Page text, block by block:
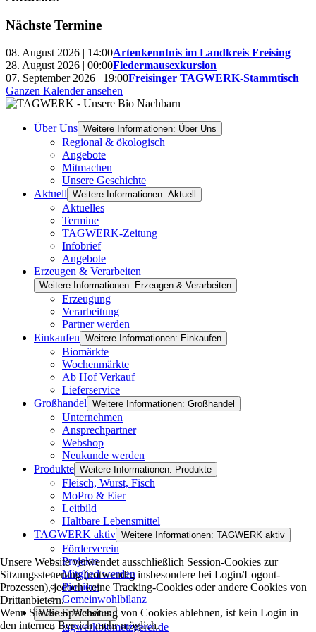
Nächste Termine
08. August 2026 | 14:00Artenkenntnis im Landkreis Freising
28. August 2026 | 00:00Fledermausexkursion
07. September 2026 | 19:00Freisinger TAGWERK-Stammtisch
Ganzen Kalender ansehen
Über Uns Weitere Informationen: Über Uns
Regional & ökologisch
Angebote
Mitmachen
Unsere Geschichte
Aktuell Weitere Informationen: Aktuell
Aktuelles
Termine
TAGWERK-Zeitung
Infobrief
Angebote
Erzeugen & Verarbeiten
Weitere Informationen: Erzeugen & Verarbeiten
Erzeugung
Verarbeitung
Partner werden
Einkaufen Weitere Informationen: Einkaufen
Biomärkte
Wochenmärkte
Ab Hof Verkauf
Lieferservice
Großhandel Weitere Informationen: Großhandel
Unternehmen
Ansprechpartner
Webshop
Neukunde werden
Produkte Weitere Informationen: Produkte
Fleisch, Wurst, Fisch
MoPro & Eier
Leitbild
Haltbare Lebensmittel
TAGWERK aktiv Weitere Informationen: TAGWERK aktiv
Förderverein
Projekte
Mitglied werden
Pioniere
Gemeinwohlbilanz
Weitere Websites
tagwerkbiometzgerei.de
Unsere Website verwendet ausschließlich Session-Cookies zur
Sitzungssteuerung (notwendig insbesondere bei Login/Logout-
Prozessen), jedoch keine Tracking-Cookies oder andere Cookies von
Drittanbietern.
Wenn Sie die Speicherung von Cookies ablehnen, ist kein Login in
den internen Bereich mehr möglich.